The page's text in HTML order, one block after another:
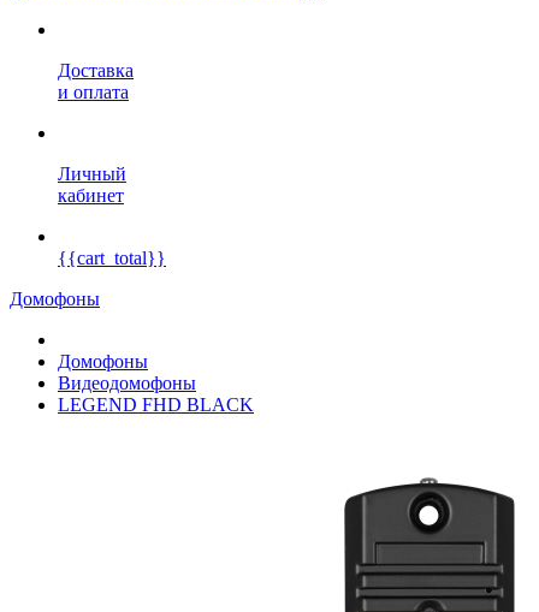
Доставка
и оплата
Личный
кабинет
{{cart_total}}
Домофоны
Домофоны
Видеодомофоны
LEGEND FHD BLACK